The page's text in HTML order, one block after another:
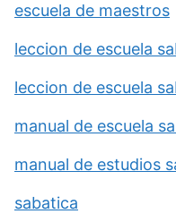
escuela de maestros
leccion de escuela
leccion de escuela
manual de escuela
manual de estudios
sabatica